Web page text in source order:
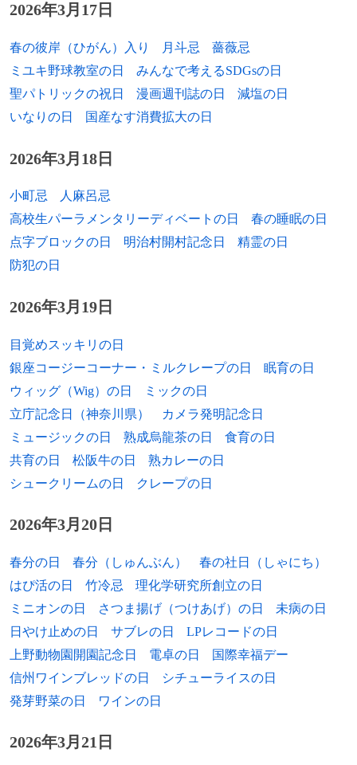
1968年 三島ゆたか、俳優
1968年 水島広子、医学者、政治家
1968年 リック・デハート、元プロ野球選手
1969年 勝又清和、将棋棋士
1969年 アリ・ダエイ、サッカー選手
1969年 土田世紀、漫画家（+ 2012年）
1970年 木村明広、イラストレーター、CG作家、
漫画家
1971年 山王丸和恵、アナウンサー
1971年 コルネル・ゲオルゲ、フィギュアスケート
選手
1972年 小林麻子、女優
1972年 白鳥哲、声優、俳優
1972年 伊勢直弘、脚本家、演出家、俳優
ギリス）
1974年 俊藤光利、俳優
1974年 出島武春、元大相撲力士、年寄15代大鳴戸
1974年
マルコス・パウロ・ソウザ・リベイロ、元
2026年3月17日
春の彼岸（ひがん）入り 月斗忌
薔薇忌
ミユキ野球教室の日
みんなで考えるSDGsの日
聖パトリックの祝日
漫画週刊誌の日
減塩の日
いなりの日
国産なす消費拡大の日
2026年3月18日
小町忌
人麻呂忌
高校生パーラメンタリーディベートの日
春の睡眠の日
点字ブロックの日
明治村開村記念日
精霊の日
防犯の日
2026年3月19日
目覚めスッキリの日
銀座コージーコーナー・ミルクレープの日
眠育の日
ウィッグ（Wig）の日
ミックの日
立庁記念日（神奈川県）
カメラ発明記念日
ミュージックの日
熟成烏龍茶の日
食育の日
共育の日
松阪牛の日
熟カレーの日
シュークリームの日
クレープの日
2026年3月20日
春分の日 春分（しゅんぶん）
春の社日（しゃにち）
はぴ活の日
竹冷忌
理化学研究所創立の日
ミニオンの日
さつま揚げ（つけあげ）の日
未病の日
日やけ止めの日
サブレの日
LPレコードの日
上野動物園開園記念日
電卓の日
国際幸福デー
信州ワインブレッドの日
シチューライスの日
発芽野菜の日
ワインの日
2026年3月21日